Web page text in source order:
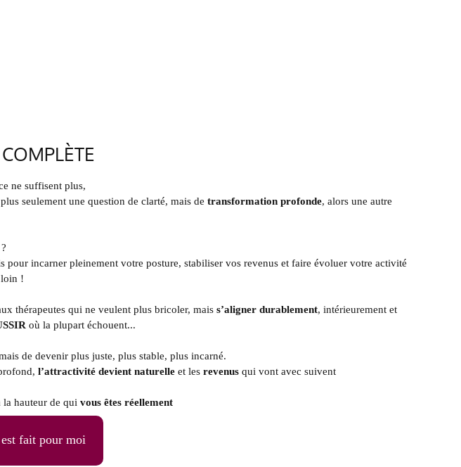
ne suffisent plus,
seulement une question de clarté, mais de transformation profonde, alors une autre
pour incarner pleinement votre posture, stabiliser vos revenus et faire évoluer votre activité
!
thérapeutes qui ne veulent plus bricoler, mais s’aligner durablement, intérieurement et
où la plupart échouent...
de devenir plus juste, plus stable, plus incarné.
l’attractivité devient naturelleet lesrevenusqui vont avec suivent
la hauteur de qui vous êtes réellement
fait pour moi